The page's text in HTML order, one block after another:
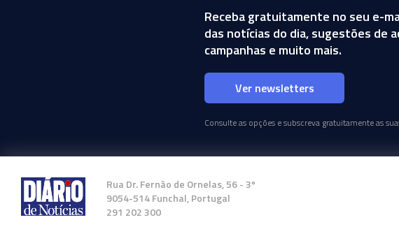
Receba gratuitamente no seu e-
das notícias do dia, sugestões de
campanhas e muito mais.
Ver newsletters
Consulte as opções e subscreva gratuitamente as
Rua Dr. Fernão de Ornelas, 56 - 3º
9054-514 Funchal, Portugal
291 202 300